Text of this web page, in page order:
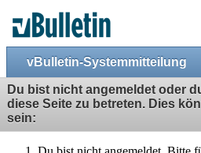
vBulletin-Systemmitteilung
Du bist nicht angemeldet oder
diese Seite zu betreten. Dies
sein: